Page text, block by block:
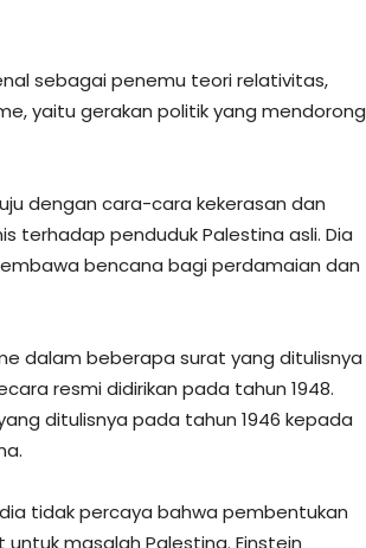
sebagai penemu teori relativitas,
yaitu gerakan politik yang mendorong
dengan cara-cara kekerasan dan
terhadap penduduk Palestina asli. Dia
bencana bagi perdamaian dan
dalam beberapa surat yang ditulisnya
resmi didirikan pada tahun 1948.
ditulisnya pada tahun 1946 kepada
tidak percaya bahwa pembentukan
masalah Palestina. Einstein